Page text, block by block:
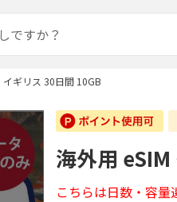
イギリス 30日間 10GB
海外用
こちらは日数・容量